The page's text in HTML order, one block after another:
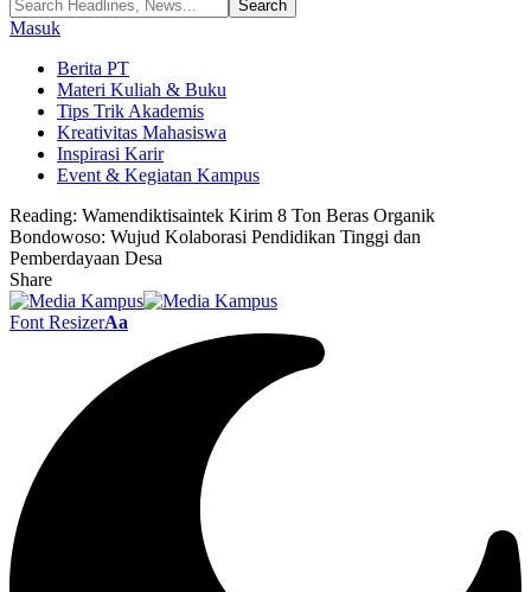
Masuk
Berita PT
Materi Kuliah & Buku
Tips Trik Akademis
Kreativitas Mahasiswa
Inspirasi Karir
Event & Kegiatan Kampus
Reading: Wamendiktisaintek Kirim 8 Ton Beras Organik
Bondowoso: Wujud Kolaborasi Pendidikan Tinggi dan
Pemberdayaan Desa
Share
Font ResizerAa